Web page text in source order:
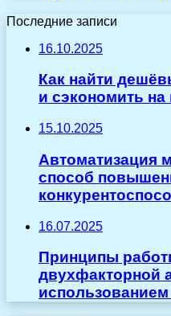
Последние записи
16.10.2025
Как найти
и сэкономить на
15.10.2025
Автоматизация
способ
16.07.2025
Принципы
двухфакторной